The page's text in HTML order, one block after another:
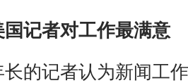
记者对工作最满意
记者认为新闻工作